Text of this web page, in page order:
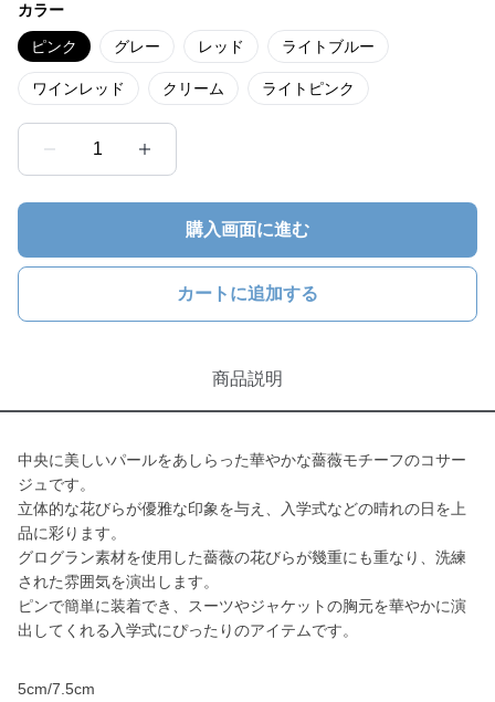
カラー
ピンク グレー レッド ライトブルー
ワインレッド クリーム ライトピンク
1
購入画面に進む
カートに追加する
商品説明
中央に美しいパールをあしらった華やかな薔薇モチーフのコサー
ジュです。
立体的な花びらが優雅な印象を与え、入学式などの晴れの日を上
品に彩ります。
グログラン素材を使用した薔薇の花びらが幾重にも重なり、洗練
された雰囲気を演出します。
ピンで簡単に装着でき、スーツやジャケットの胸元を華やかに演
出してくれる入学式にぴったりのアイテムです。
5cm/7.5cm